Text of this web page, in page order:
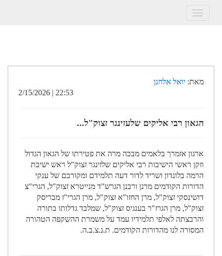
Toggle
מאת: יואל אלחנן
22:53 | 2/15/2026
הגאון רבי אליקים שלעזינגר זצוק"ל...
ארגון אזמרך בלאמים מבכה מרה את פטירתו של הגאון הגדול
וזקן ראשי הישיבות רבי אליקים שלזינגר זצוק"ל ראש ישיבת
הרמה בלונדון ושריד לדור דעה תלמידם ומקורבם של ענקי
הדורות הקודמים מרנן ורבנן הגרש"ד מנייטרא זצוק"ל, הגרי"צ
דושינסקי זצוק"ל, מרן החזו"א זצוק"ל, מרן הגרי"ז מבריסק
זצוק"ל, מרן הגרז"ר בענגיס זצוק"ל, שמלבד גדלותו בתורה
והרבצתה לאלפי תלמידיו עמד על משמרת ההשקפה הטהורה
המסורה לנו מהדורות הקודמים. ת.נ.צ.ב.ה.